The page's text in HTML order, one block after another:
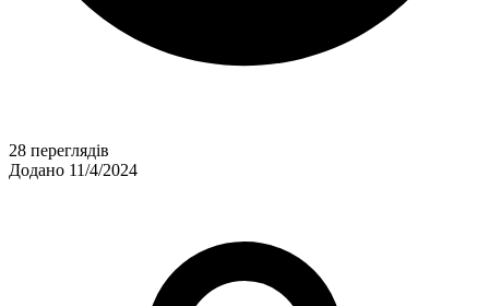
28 переглядів
Додано 11/4/2024